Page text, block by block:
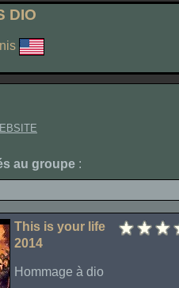
DIO
au groupe :
This is your life
2014
Hommage à dio